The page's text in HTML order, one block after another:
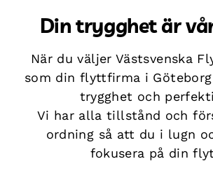
Din trygghet är
När du väljer Västsvenska
som din flyttfirma i
trygghet och
Vi har alla tillstånd och
ordning så att du i lugn
fokusera på din